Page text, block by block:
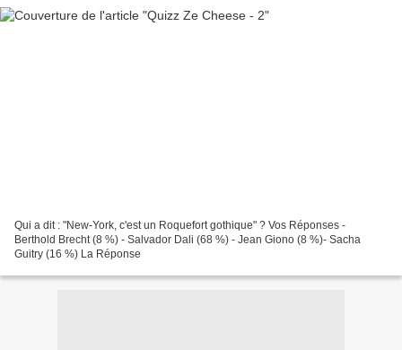
Qui a dit : "New-York, c'est un Roquefort gothique" ? Vos Réponses -
Berthold Brecht (8 %) - Salvador Dali (68 %) - Jean Giono (8 %)- Sacha
Guitry (16 %) La Réponse